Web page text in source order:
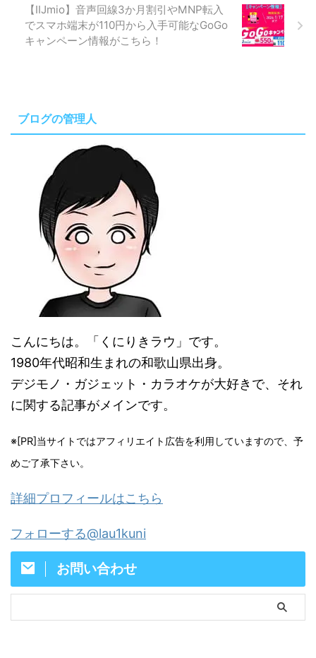
【IIJmio】音声回線3か月割引やMNP転入
でスマホ端末が110円から入手可能なGoGo
キャンペーン情報がこちら！
ブログの管理人
こんにちは。「くにりきラウ」です。
1980年代昭和生まれの和歌山県出身。
デジモノ・ガジェット・カラオケが大好きで、それ
に関する記事がメインです。
※[PR]当サイトではアフィリエイト広告を利用していますので、予
めご了承下さい。
詳細プロフィールはこちら
フォローする@lau1kuni
お問い合わせ